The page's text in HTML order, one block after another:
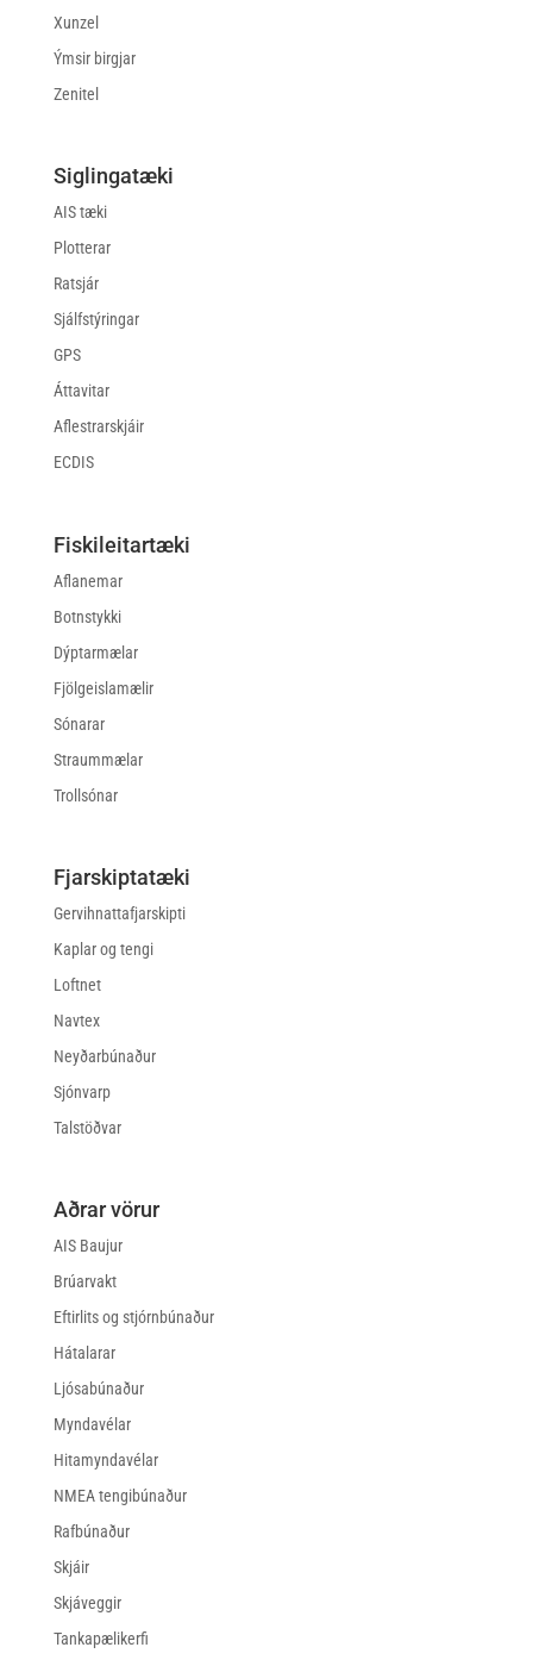
Xunzel
Ýmsir birgjar
Zenitel
Siglingatæki
AIS tæki
Plotterar
Ratsjár
Sjálfstýringar
GPS
Áttavitar
Aflestrarskjáir
ECDIS
Fiskileitartæki
Aflanemar
Botnstykki
Dýptarmælar
Fjölgeislamælir
Sónarar
Straummælar
Trollsónar
Fjarskiptatæki
Gervihnattafjarskipti
Kaplar og tengi
Loftnet
Navtex
Neyðarbúnaður
Sjónvarp
Talstöðvar
Aðrar vörur
AIS Baujur
Brúarvakt
Eftirlits og stjórnbúnaður
Hátalarar
Ljósabúnaður
Myndavélar
Hitamyndavélar
NMEA tengibúnaður
Rafbúnaður
Skjáir
Skjáveggir
Tankapælikerfi